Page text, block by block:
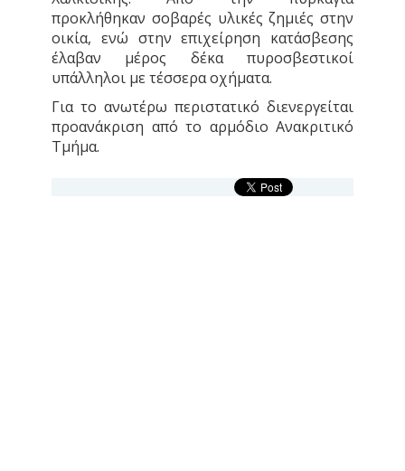
προκλήθηκαν σοβαρές υλικές ζημιές στην
οικία, ενώ στην επιχείρηση κατάσβεσης
έλαβαν μέρος δέκα πυροσβεστικοί
υπάλληλοι με τέσσερα οχήματα.
Για το ανωτέρω περιστατικό διενεργείται
προανάκριση από το αρμόδιο Ανακριτικό
Τμήμα.